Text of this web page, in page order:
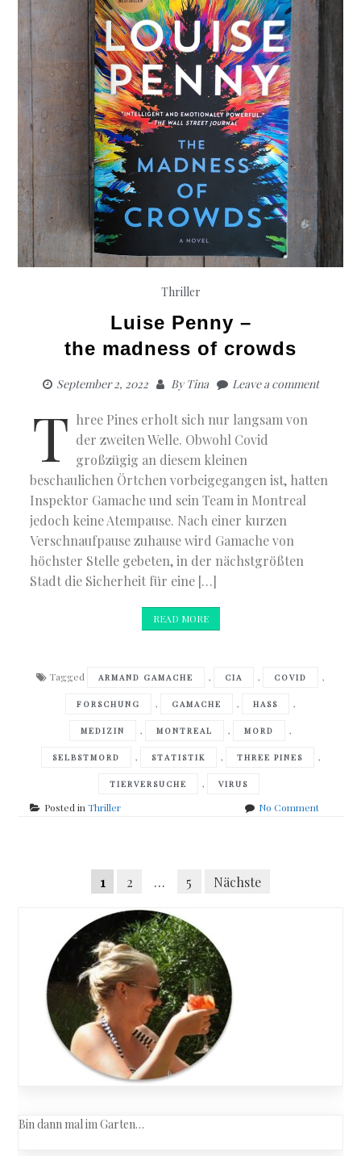
Thriller
Luise Penny –
the madness of crowds
September 2, 2022 ByTina Leave a comment
T hree Pines erholt sich nur langsam von
der zweiten Welle. Obwohl Covid
großzügig an diesem kleinen
beschaulichen Örtchen vorbeigegangen ist, hatten
Inspektor Gamache und sein Team in Montreal
jedoch keine Atempause. Nach einer kurzen
Verschnaufpause zuhause wird Gamache von
höchster Stelle gebeten, in der nächstgrößten
Stadt die Sicherheit für eine […]
READ MORE
Tagged ARMAND GAMACHE , CIA , COVID ,
FORSCHUNG , GAMACHE , HASS ,
MEDIZIN , MONTREAL , MORD ,
SELBSTMORD , STATISTIK , THREE PINES ,
TIERVERSUCHE , VIRUS
Posted inThriller No Commenton
Posts
navigation
Seitennummerierung
Beiträge
1 2 … 5 Nächste
Bin dann mal im Garten…